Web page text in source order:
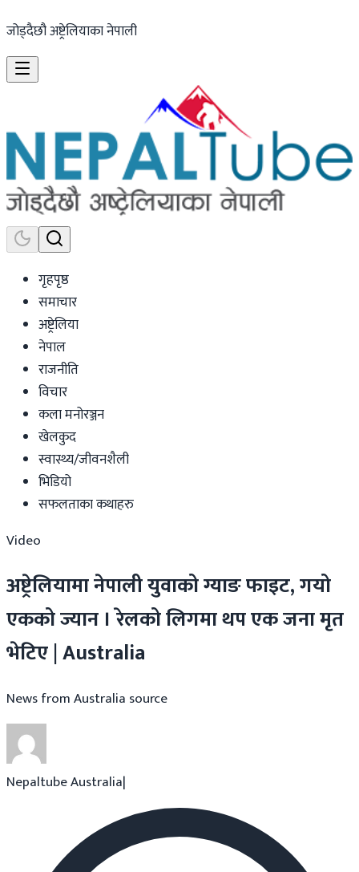
जोड्दैछौ अष्ट्रेलियाका नेपाली
गृहपृष्ठ
समाचार
अष्ट्रेलिया
नेपाल
राजनीति
विचार
कला मनोरञ्जन
खेलकुद
स्वास्थ्य/जीवनशैली
भिडियो
सफलताका कथाहरु
Video
अष्ट्रेलियामा नेपाली युवाको ग्याङ फाइट, गयो
एकको ज्यान । रेलको लिगमा थप एक जना मृत
भेटिए | Australia
News from Australia source
Nepaltube Australia|